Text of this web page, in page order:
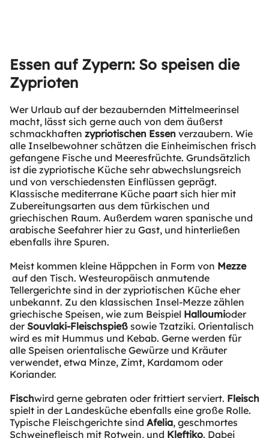
Essen auf Zypern: So speisen die
Zyprioten
Wer Urlaub auf der bezaubernden Mittelmeerinsel
macht, lässt sich gerne auch von dem äußerst
schmackhaften zypriotischen Essen verzaubern. Wie
alle Inselbewohner schätzen die Einheimischen frisch
gefangene Fische und Meeresfrüchte. Grundsätzlich
ist die zypriotische Küche sehr abwechslungsreich
und von verschiedensten Einflüssen geprägt.
Klassische mediterrane Küche paart sich hier mit
Zubereitungsarten aus dem türkischen und
griechischen Raum. Außerdem waren spanische und
arabische Seefahrer hier zu Gast, und hinterließen
ebenfalls ihre Spuren.
Meist kommen kleine Häppchen in Form von Mezze
auf den Tisch. Westeuropäisch anmutende
Tellergerichte sind in der zypriotischen Küche eher
unbekannt. Zu den klassischen Insel-Mezze zählen
griechische Speisen, wie zum Beispiel Halloumioder
der Souvlaki-Fleischspieß sowie Tzatziki. Orientalisch
wird es mit Hummus und Kebab. Gerne werden für
alle Speisen orientalische Gewürze und Kräuter
verwendet, etwa Minze, Zimt, Kardamom oder
Koriander.
Fischwird gerne gebraten oder frittiert serviert. Fleisch
spielt in der Landesküche ebenfalls eine große Rolle.
Typische Fleischgerichte sind Afelia, geschmortes
Schweinefleisch mit Rotwein, und Kleftiko. Dabei